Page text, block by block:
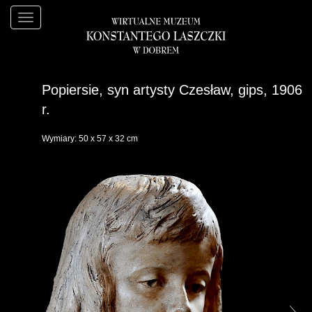
Popiersie, syn artysty Czesław, gips, 1906
r.
Wymiary: 50 x 57 x 32 cm